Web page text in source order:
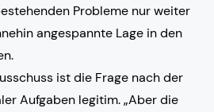
Probleme nur weiter
angespannte Lage in den
ist die Frage nach der
Aufgaben legitim. „Aber die